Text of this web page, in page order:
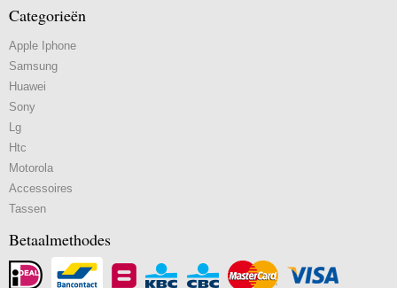
Categorieën
Apple Iphone
Samsung
Huawei
Sony
Lg
Htc
Motorola
Accessoires
Tassen
Betaalmethodes